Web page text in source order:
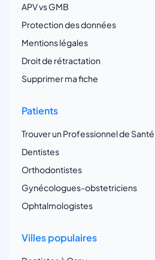
APV vs GMB
Protection des données
Mentions légales
Droit de rétractation
Supprimer ma fiche
Patients
Trouver un Professionnel de Santé
Dentistes
Orthodontistes
Gynécologues-obstetriciens
Ophtalmologistes
Villes populaires